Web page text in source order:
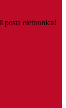
posta elettronica!